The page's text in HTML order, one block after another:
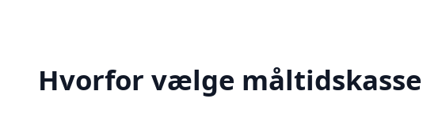
Hvorfor vælge